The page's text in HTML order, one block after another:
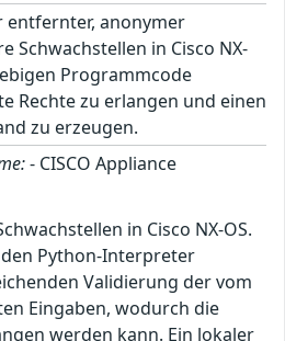
entfernter, anonymer
Schwachstellen in Cisco NX-
Programmcode
Rechte zu erlangen und einen
zu erzeugen.
- CISCO Appliance
in Cisco NX-OS.
Python-Interpreter
Validierung der vom
Eingaben, wodurch die
werden kann. Ein lokaler